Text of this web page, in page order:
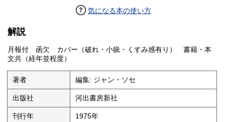
気になる本の使い方
解説
月報付 函欠 カバー（破れ・小疵・くすみ感有り） 書籍・本
文共（経年並程度）
著者 編集: ジャン・ソセ
出版社 河出書房新社
刊行年 1975年